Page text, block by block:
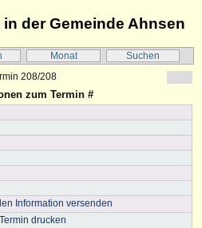
der Gemeinde Ahnsen
Monat
Suchen
208/208
zum Termin #
Information versenden
Termin drucken